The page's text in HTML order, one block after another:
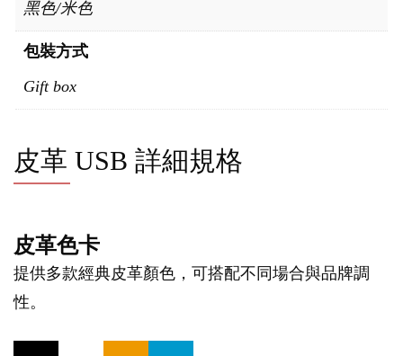
黑色/米色
包裝方式
Gift box
皮革 USB 詳細規格
皮革色卡
提供多款經典皮革顏色，可搭配不同場合與品牌調
性。